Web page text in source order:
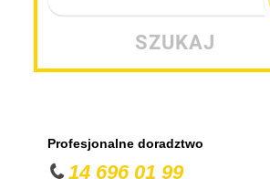
SZUKAJ
Profesjonalne doradztwo
14 696 01 99